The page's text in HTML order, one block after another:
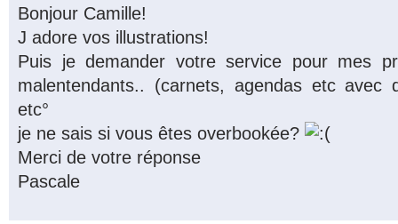
Bonjour Camille!
J adore vos illustrations!
Puis je demander votre service pour mes
malentendants.. (carnets, agendas etc avec
etc°
je ne sais si vous êtes overbookée?
Merci de votre réponse
Pascale